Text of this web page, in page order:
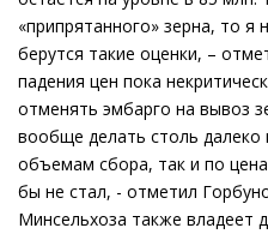
«припрятанного» зерна, то
берутся такие оценки, –
падения цен пока
отменять эмбарго на вывоз
вообще делать столь далеко
объемам сбора, так и по
бы не стал, - отметил
Минсельхоза также владеет